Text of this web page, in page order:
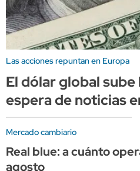
Las acciones repuntan en Europa
El dólar global
espera de noticias
Mercado cambiario
Real blue: a cuánto
agosto